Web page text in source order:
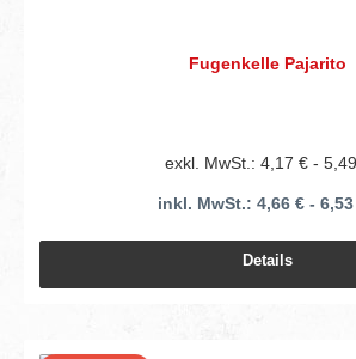
Fugenkelle Pajarito
exkl. MwSt.: 4,17 € -
inkl. MwSt.: 4,66 € - 6,53
Details